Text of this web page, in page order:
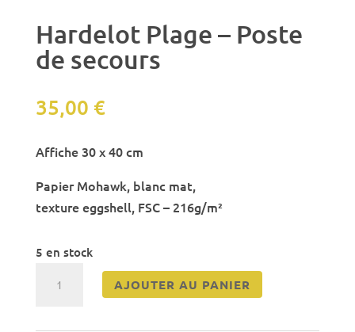
Hardelot Plage – Poste
de secours
35,00 €
Affiche 30 x 40 cm
Papier Mohawk, blanc mat,
texture eggshell, FSC – 216g/m²
5 en stock
AJOUTER AU PANIER